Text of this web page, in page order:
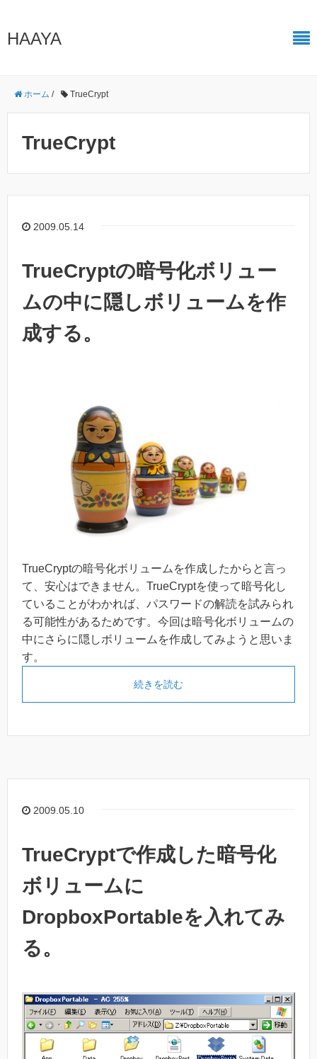
HAAYA
ホーム / TrueCrypt
TrueCrypt
2009.05.14
TrueCryptの暗号化ボリュー
ムの中に隠しボリュームを作
成する。
TrueCryptの暗号化ボリュームを作成したからと言っ
て、安心はできません。TrueCryptを使って暗号化し
ていることがわかれば、パスワードの解読を試みられ
る可能性があるためです。今回は暗号化ボリュームの
中にさらに隠しボリュームを作成してみようと思いま
す。
続きを読む
2009.05.10
TrueCryptで作成した暗号化
ボリュームに
DropboxPortableを入れてみ
る。